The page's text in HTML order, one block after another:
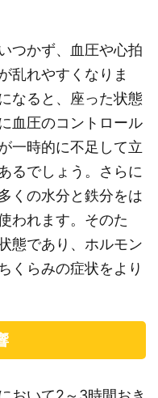
つかず、血圧や心拍
乱れやすくなりま
なると、座った状態
血圧のコントロール
一時的に不足して立
るでしょう。さらに
くの水分と鉄分をは
われます。そのた
態であり、ホルモン
くらみの症状をより